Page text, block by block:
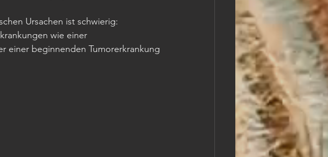
Ursachen ist schwierig:
wie einer
einer beginnenden Tumorerkrankung